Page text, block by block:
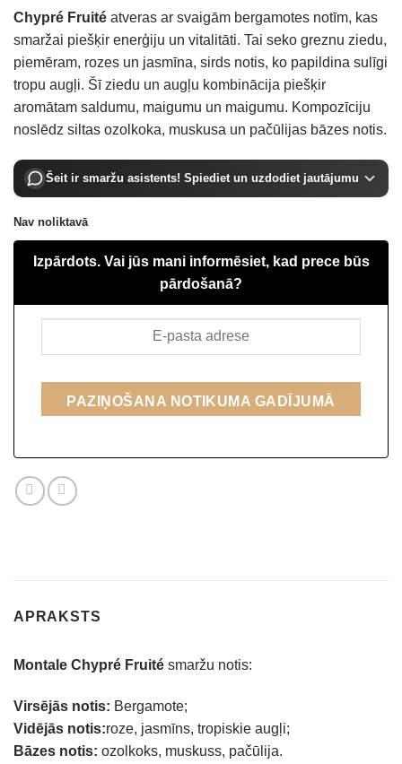
Chypré Fruité atveras ar svaigām bergamotes notīm, kas
smaržai piešķir enerģiju un vitalitāti. Tai seko greznu ziedu,
piemēram, rozes un jasmīna, sirds notis, ko papildina sulīgi
tropu augļi. Šī ziedu un augļu kombinācija piešķir
aromātam saldumu, maigumu un maigumu. Kompozīciju
noslēdz siltas ozolkoka, muskusa un pačūlijas bāzes notis.
Šeit ir smaržu asistents! Spiediet un uzdodiet jautājumu
Nav noliktavā
Izpārdots. Vai jūs mani informēsiet, kad prece būs
pārdošanā?
PAZIŅOŠANA NOTIKUMA GADĪJUMĀ
APRAKSTS
Montale Chypré Fruité smaržu notis:
Virsējās notis: Bergamote;
Vidējās notis:roze, jasmīns, tropiskie augļi;
Bāzes notis: ozolkoks, muskuss, pačūlija.